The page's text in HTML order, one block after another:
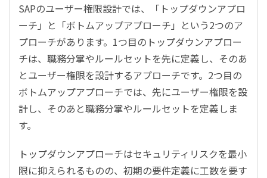
SAPのユーザー権限設計では、「トップダウンアプロ
ーチ」と「ボトムアップアプローチ」という2つのア
プローチがあります。1つ目のトップダウンアプロー
チは、職務分掌やルールセットを先に定義し、そのあ
とユーザー権限を設計するアプローチです。2つ目の
ボトムアップアプローチでは、先にユーザー権限を設
計し、そのあと職務分掌やルールセットを定義しま
す。
トップダウンアプローチはセキュリティリスクを最小
限に抑えられるものの、初期の要件定義に工数を要す